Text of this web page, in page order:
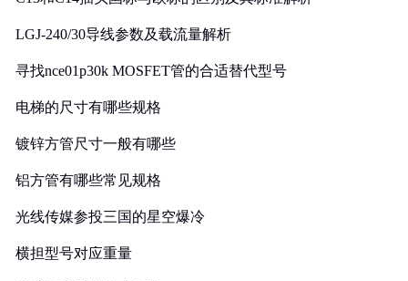
LGJ-240/30导线参数及载流量解析
寻找nce01p30k MOSFET管的合适替代型号
电梯的尺寸有哪些规格
镀锌方管尺寸一般有哪些
铝方管有哪些常见规格
光线传媒参投三国的星空爆冷
横担型号对应重量